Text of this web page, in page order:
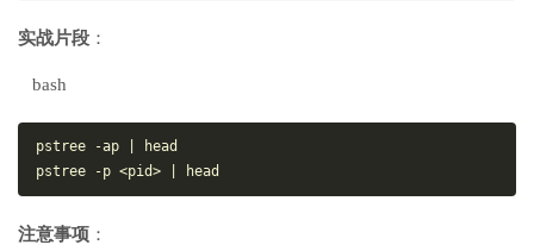
实战片段 ：
bash
pstree -ap | head
注意事项 ：